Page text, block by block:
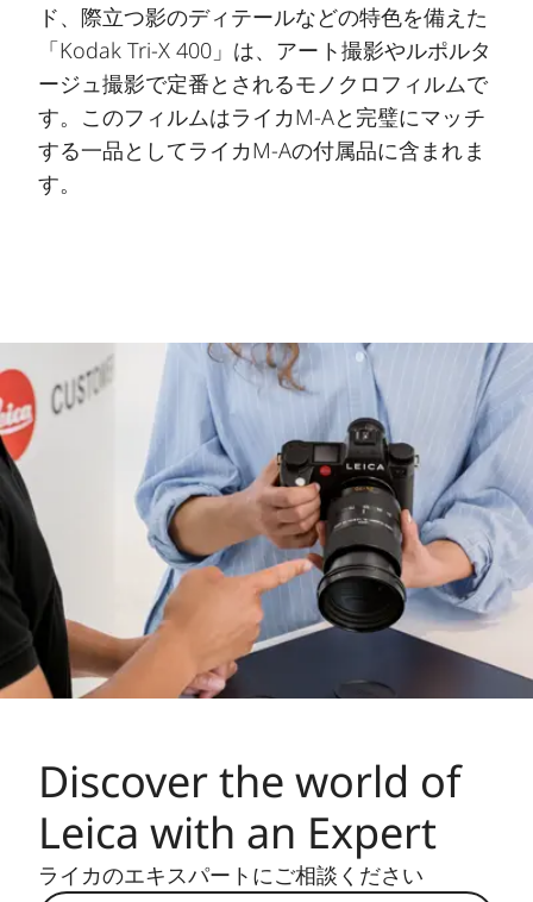
ド、際立つ影のディテールなどの特色を備えた
「Kodak Tri-X 400」は、アート撮影やルポルタ
ージュ撮影で定番とされるモノクロフィルムで
す。このフィルムはライカM-Aと完璧にマッチ
する一品としてライカM-Aの付属品に含まれま
す。
Discover the world of
Leica with an Expert
ライカのエキスパートにご相談ください